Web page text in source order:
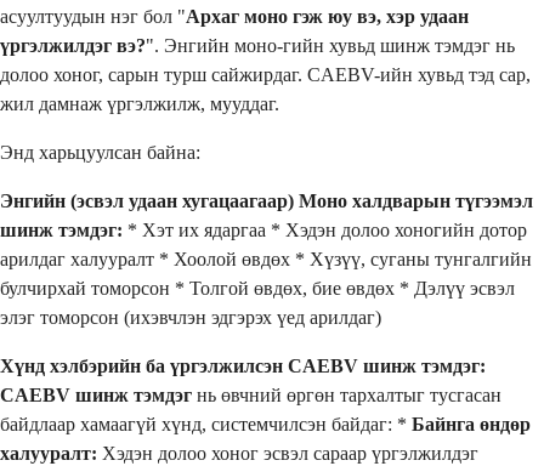
асуултуудын нэг бол "Архаг моно гэж юу вэ, хэр удаан
үргэлжилдэг вэ?". Энгийн моно-гийн хувьд шинж тэмдэг нь
долоо хоног, сарын турш сайжирдаг. CAEBV-ийн хувьд тэд сар,
жил дамнаж үргэлжилж, мууддаг.
Энд харьцуулсан байна:
Энгийн (эсвэл удаан хугацаагаар) Моно халдварын түгээмэл
шинж тэмдэг: * Хэт их ядаргаа * Хэдэн долоо хоногийн дотор
арилдаг халууралт * Хоолой өвдөх * Хүзүү, суганы тунгалгийн
булчирхай томорсон * Толгой өвдөх, бие өвдөх * Дэлүү эсвэл
элэг томорсон (ихэвчлэн эдгэрэх үед арилдаг)
Хүнд хэлбэрийн ба үргэлжилсэн CAEBV шинж тэмдэг:
CAEBV шинж тэмдэг нь өвчний өргөн тархалтыг тусгасан
байдлаар хамаагүй хүнд, системчилсэн байдаг: * Байнга өндөр
халууралт: Хэдэн долоо хоног эсвэл сараар үргэлжилдэг